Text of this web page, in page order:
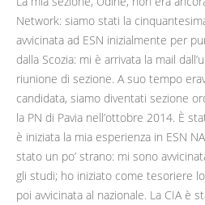
Network: siamo stati la
avvicinata ad ESN inizialmente per
dalla Scozia: mi è arrivata la mail
riunione di sezione. A suo tempo
candidata, siamo diventati sezione
la PN di Pavia nell’ottobre 2014. È
è iniziata la mia esperienza in ESN
stato un po’ strano: mi sono
gli studi; ho iniziato come tesoriere
poi avvicinata al nazionale. La CIA è